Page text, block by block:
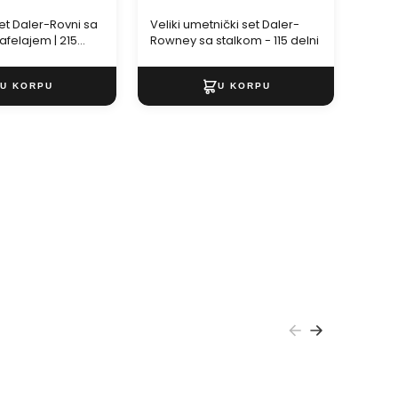
Daler-Rovni sa
| 215
Veliki umetnički set Daler-
Rowney sa stalkom - 115 delni